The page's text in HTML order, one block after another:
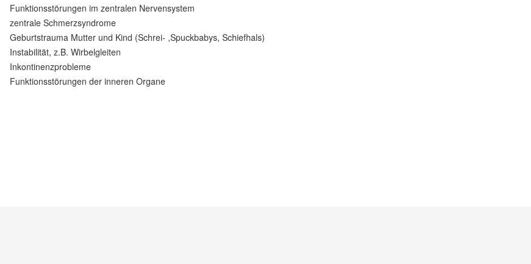
Funktionsstörungen im zentralen Nervensystem
zentrale Schmerzsyndrome
Geburtstrauma Mutter und Kind (Schrei- ,Spuckbabys, Schiefhals)
Instabilität, z.B. Wirbelgleiten
Inkontinenzprobleme
Funktionsstörungen der inneren Organe